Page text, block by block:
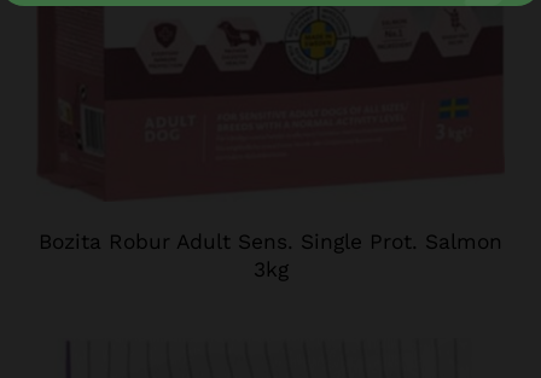
Bozita Robur Adult Sens. Single Prot. Salmon
3kg